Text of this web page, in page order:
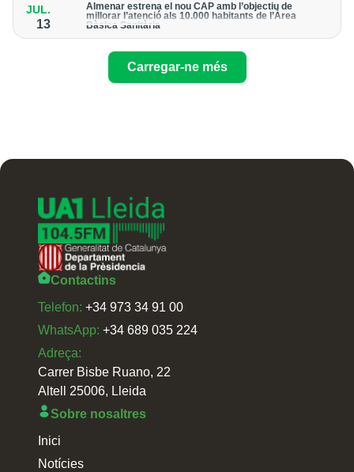
JUL.
13
Almenar estrena el nou CAP amb l’objectiu de
millorar l’atenció als 10.000 habitants de l’Àrea
Bàsica Sanitària
Les instal•lacions han costat 3,3 milions d’euros i s’han
l’eficiència
Carregar-ne més
Contactins
Telefon: +34 973 34 91 00
WhatsApp: +34 689 035 224
Adreça:
Carrer Bisbe Ruano, 22
Altell 25006, Lleida
Sobre nosaltres
Inici
Notícies